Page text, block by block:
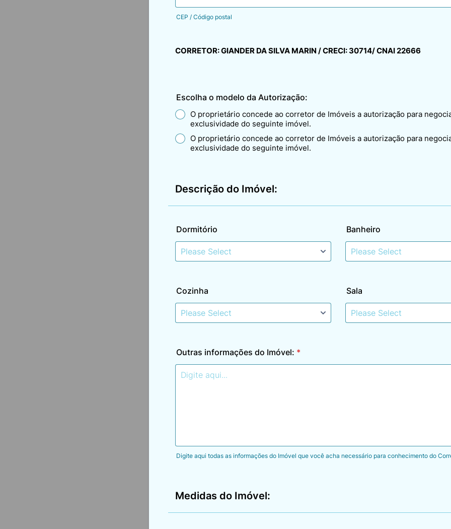
CEP / Código postal
CORRETOR: GIANDER DA SILVA MARIN / CRECI: 30714/ CNAI 22666
Escolha o modelo da Autorização:
O proprietário concede ao corretor de Imóveis a autorização para
exclusividade do seguinte imóvel.
O proprietário concede ao corretor de Imóveis a autorização para
exclusividade do seguinte imóvel.
Descrição do Imóvel:
Dormitório Banheiro
Cozinha Sala
Outras informações do Imóvel: *
Digite aqui todas as informações do Imóvel que você acha necessário para conhecimento do
Medidas do Imóvel: